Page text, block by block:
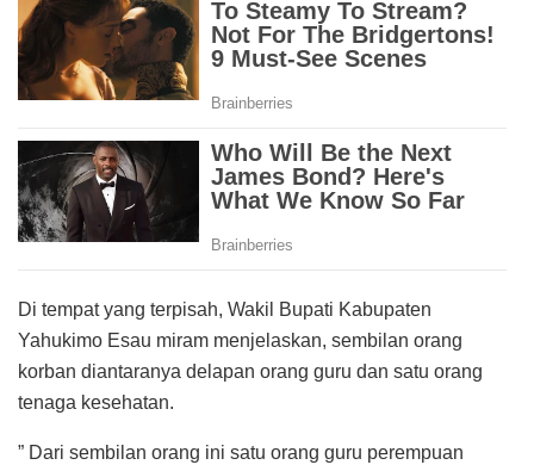
Di tempat yang terpisah, Wakil Bupati Kabupaten
Yahukimo Esau miram menjelaskan, sembilan orang
korban diantaranya delapan orang guru dan satu orang
tenaga kesehatan.
” Dari sembilan orang ini satu orang guru perempuan